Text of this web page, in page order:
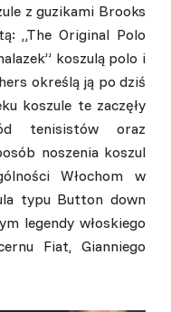
z guzikami Brooks
„The Original Polo
koszulą polo i
określą ją po dziś
koszule te zaczęły
tenisistów oraz
noszenia koszul
Włochom w
typu Button down
legendy włoskiego
Fiat, Gianniego